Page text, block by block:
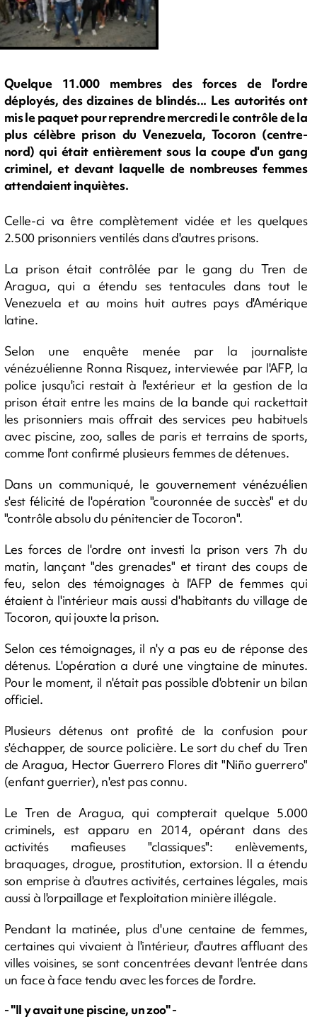
Quelque 11.000 membres des forces de l'ordre
déployés, des dizaines de blindés... Les autorités ont
mis le paquet pour reprendre mercredi le contrôle de la
plus célèbre prison du Venezuela, Tocoron (centre-
nord) qui était entièrement sous la coupe d'un gang
criminel, et devant laquelle de nombreuses femmes
attendaient inquiètes.
Celle-ci va être complètement vidée et les quelques
2.500 prisonniers ventilés dans d'autres prisons.
La prison était contrôlée par le gang du Tren de
Aragua, qui a étendu ses tentacules dans tout le
Venezuela et au moins huit autres pays d'Amérique
latine.
Selon une enquête menée par la journaliste
vénézuélienne Ronna Risquez, interviewée par l'AFP, la
police jusqu'ici restait à l'extérieur et la gestion de la
prison était entre les mains de la bande qui rackettait
les prisonniers mais offrait des services peu habituels
avec piscine, zoo, salles de paris et terrains de sports,
comme l'ont confirmé plusieurs femmes de détenues.
Dans un communiqué, le gouvernement vénézuélien
s'est félicité de l'opération "couronnée de succès" et du
"contrôle absolu du pénitencier de Tocoron".
Les forces de l'ordre ont investi la prison vers 7h du
matin, lançant "des grenades" et tirant des coups de
feu, selon des témoignages à l'AFP de femmes qui
étaient à l'intérieur mais aussi d'habitants du village de
Tocoron, qui jouxte la prison.
Selon ces témoignages, il n'y a pas eu de réponse des
détenus. L'opération a duré une vingtaine de minutes.
Pour le moment, il n'était pas possible d'obtenir un bilan
officiel.
Plusieurs détenus ont profité de la confusion pour
s'échapper, de source policière. Le sort du chef du Tren
de Aragua, Hector Guerrero Flores dit "Niño guerrero"
(enfant guerrier), n'est pas connu.
Le Tren de Aragua, qui compterait quelque 5.000
criminels, est apparu en 2014, opérant dans des
activités mafieuses "classiques": enlèvements,
braquages, drogue, prostitution, extorsion. Il a étendu
son emprise à d'autres activités, certaines légales, mais
aussi à l'orpaillage et l'exploitation minière illégale.
Pendant la matinée, plus d'une centaine de femmes,
certaines qui vivaient à l'intérieur, d'autres affluant des
villes voisines, se sont concentrées devant l'entrée dans
un face à face tendu avec les forces de l'ordre.
- "Il y avait une piscine, un zoo" -